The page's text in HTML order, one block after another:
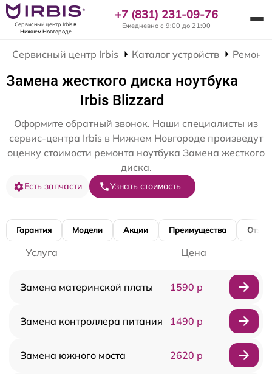
Сервисный центр Irbisв
Нижнем Новгороде
+7 (831) 231-09-76
Ежедневно с 9:00 до 21:00
Сервисный центр Irbis Каталог устройств Ремонт
Замена жесткого диска ноутбука
Irbis Blizzard
Оформите обратный звонок. Наши специалисты из
сервис-центра Irbis в Нижнем Новгороде произведут
оценку стоимости ремонта ноутбука Замена жесткого
диска.
Есть запчасти Узнать стоимость
Гарантия Модели Акции Преимущества
Услуга Цена
Замена материнской платы 1590 р
Замена контроллера питания 1490 р
Замена южного моста 2620 р